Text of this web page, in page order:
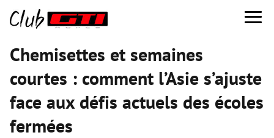
Chemisettes et semaines
courtes : comment l’Asie s’ajuste
face aux défis actuels des écoles
fermées